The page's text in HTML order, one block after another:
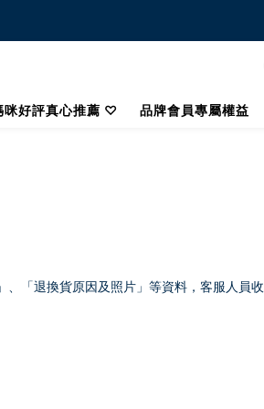
好評真心推薦 ♡ 品牌會員專屬權益
「退換貨原因及照片」等資料，客服人員收